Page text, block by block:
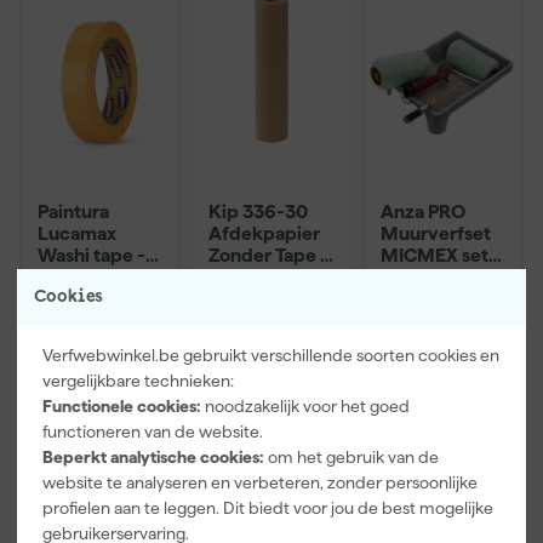
Cookies
Verfwebwinkel.be gebruikt verschillende soorten cookies en
vergelijkbare technieken:
Functionele cookies: noodzakelijk voor het goed
functioneren van de website.
Beperkt analytische cookies: om het gebruik van de
website te analyseren en verbeteren, zonder persoonlijke
profielen aan te leggen. Dit biedt voor jou de best mogelijke
gebruikerservaring.
Paintura
Lucamax
Washi tape -
Morgen
3,99
incl. BTW
Kip 336-30
Afdekpapier
Zonder Tape -
6,00
incl. BTW
Anza PRO
Muurverfset
MICMEX set
20,